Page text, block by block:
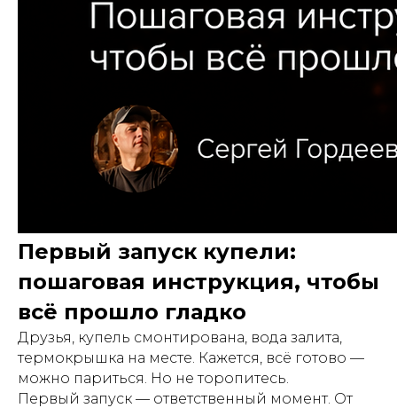
Первый запуск купели:
пошаговая инструкция, чтобы
всё прошло гладко
Друзья, купель смонтирована, вода залита,
термокрышка на месте. Кажется, всё готово —
можно париться. Но не торопитесь.
Первый запуск — ответственный момент. От